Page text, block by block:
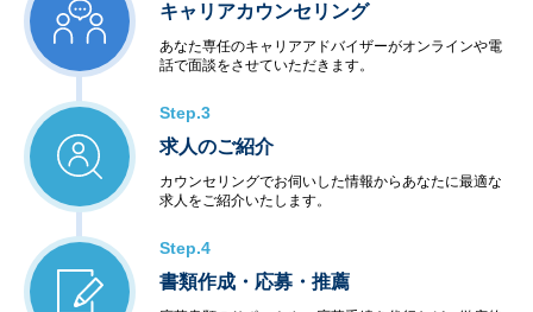
キャリアカウンセリング
あなた専任のキャリアアドバイザーがオンラインや電
話で面談をさせていただきます。
Step.3
求人のご紹介
カウンセリングでお伺いした情報からあなたに最適な
求人をご紹介いたします。
Step.4
書類作成・応募・推薦